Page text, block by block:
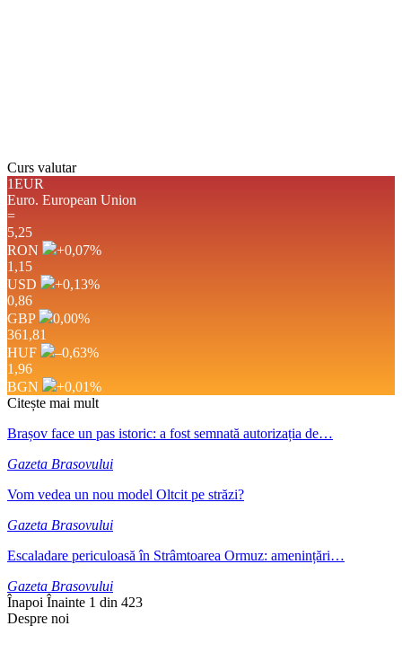
Curs valutar
1EUR
Euro. European Union
=
5,25
RON
+0,07%
1,15
USD
+0,13%
0,86
GBP
0,00%
361,81
HUF
–0,63%
1,96
BGN
+0,01%
Citește mai mult
Brașov face un pas istoric: a fost semnată autorizația de…
Gazeta Brasovului
Vom vedea un nou model Oltcit pe străzi?
Gazeta Brasovului
Escaladare periculoasă în Strâmtoarea Ormuz: amenințări…
Gazeta Brasovului
Înapoi Înainte 1 din 423
Despre noi